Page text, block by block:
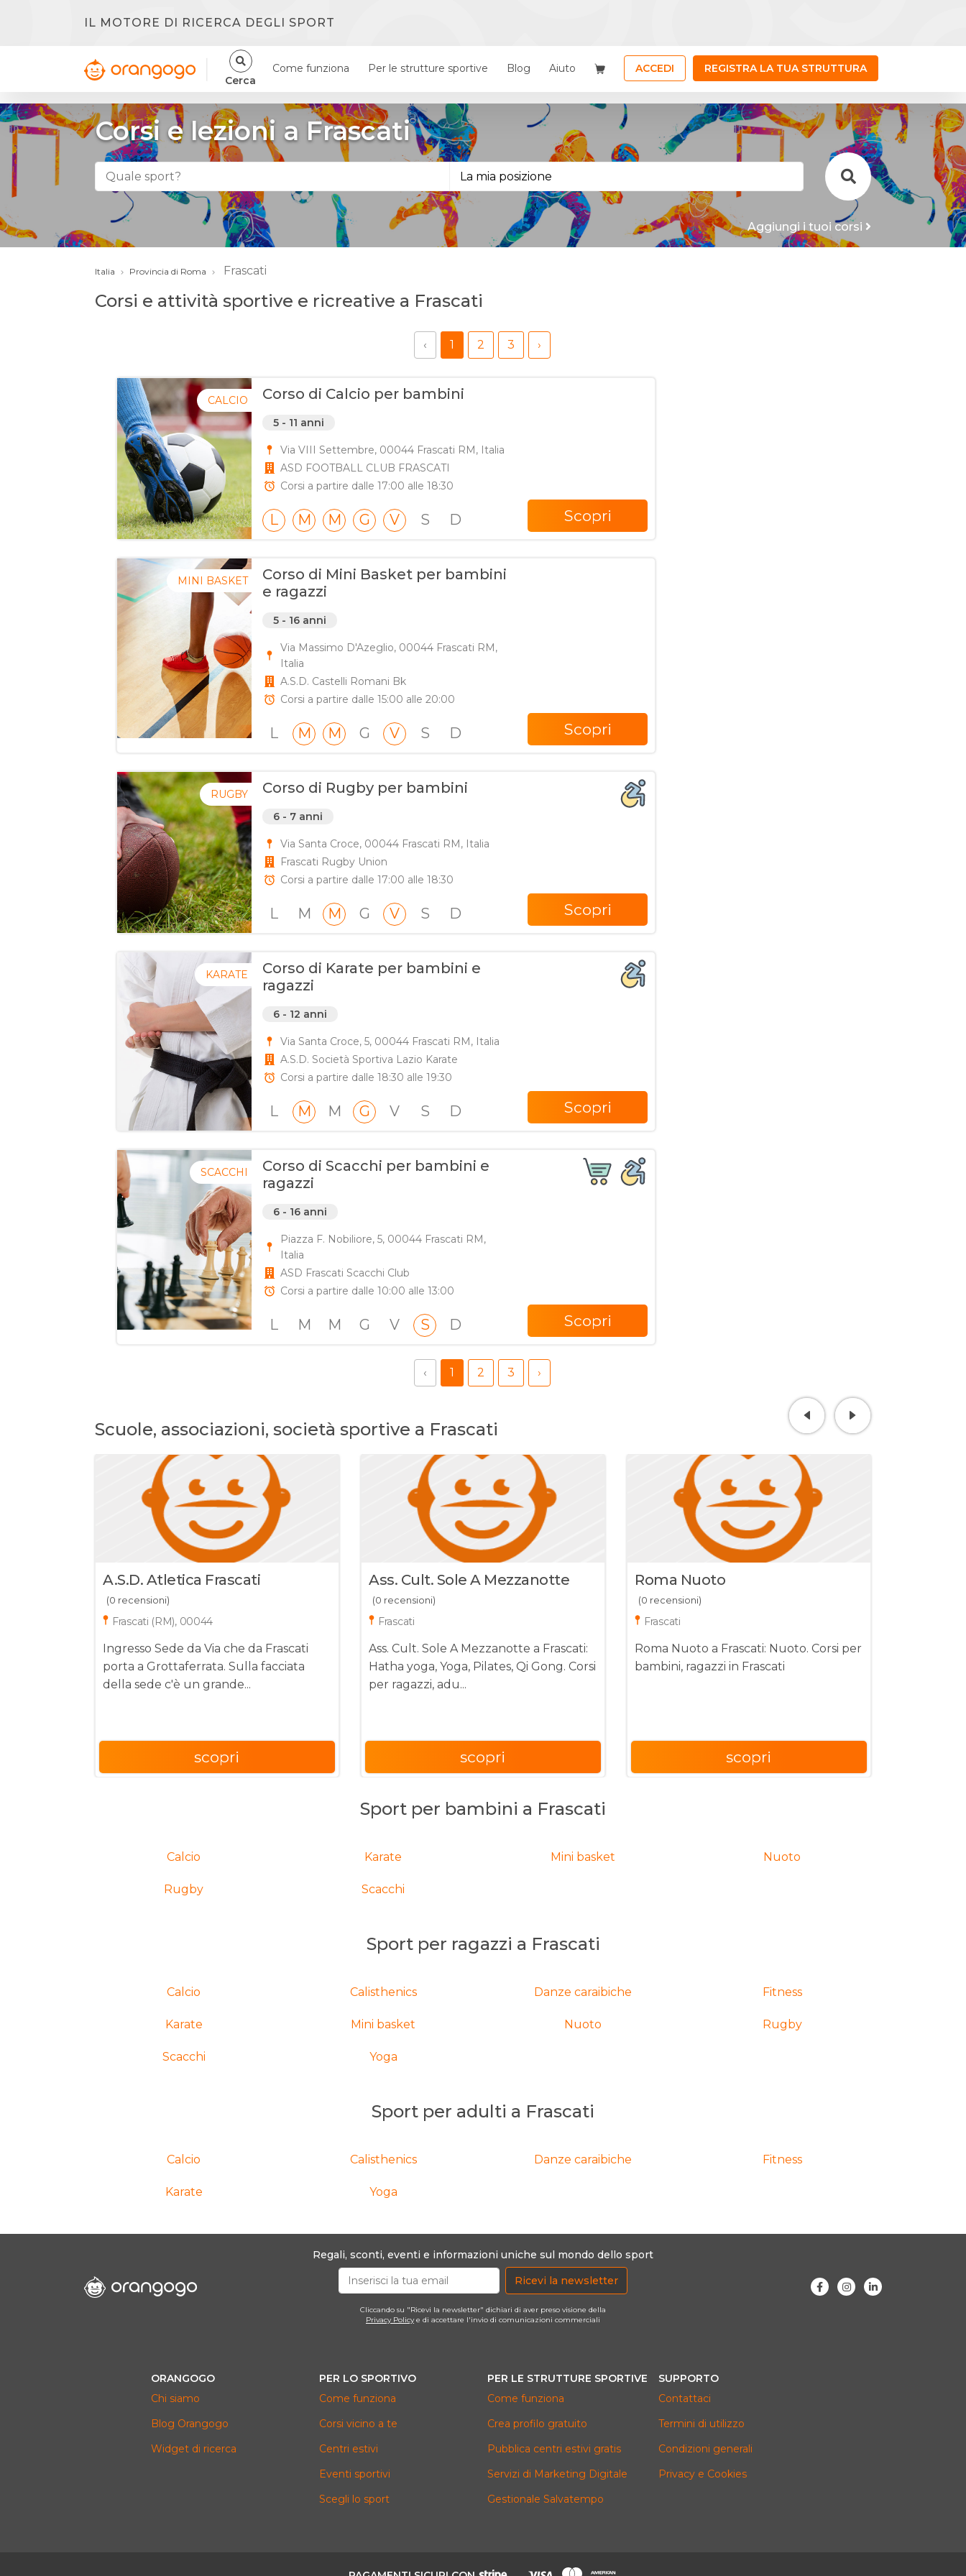
IL MOTORE DI RICERCA DEGLI SPORT
Cerca
Come funziona Per le strutture sportive Blog Aiuto ACCEDI REGISTRA LA TUA STRUTTURA
Corsi e lezioni a Frascati
Aggiungi i tuoi corsi
Italia Provincia di Roma Frascati
Corsi e attività sportive e ricreative a Frascati
‹ 1 2 3 ›
CALCIO Corso di Calcio per bambini
5 - 11 anni
Via VIII Settembre, 00044 Frascati RM, Italia
ASD FOOTBALL CLUB FRASCATI
Corsi a partire dalle 17:00 alle 18:30
L M M G V S D Scopri
MINI BASKET
Corso di Mini Basket per bambini
e ragazzi
5 - 16 anni
Via Massimo D'Azeglio, 00044 Frascati RM,
Italia
A.S.D. Castelli Romani Bk
Corsi a partire dalle 15:00 alle 20:00
L M M G V S D Scopri
RUGBY Corso di Rugby per bambini
6 - 7 anni
Via Santa Croce, 00044 Frascati RM, Italia
Frascati Rugby Union
Corsi a partire dalle 17:00 alle 18:30
L M M G V S D Scopri
KARATE
Corso di Karate per bambini e
ragazzi
6 - 12 anni
Via Santa Croce, 5, 00044 Frascati RM, Italia
A.S.D. Società Sportiva Lazio Karate
Corsi a partire dalle 18:30 alle 19:30
L M M G V S D Scopri
SCACCHI
Corso di Scacchi per bambini e
ragazzi
6 - 16 anni
Piazza F. Nobiliore, 5, 00044 Frascati RM,
Italia
ASD Frascati Scacchi Club
Corsi a partire dalle 10:00 alle 13:00
L M M G V S D Scopri
‹ 1 2 3 ›
Scuole, associazioni, società sportive a Frascati
A.s.d. Atletica Frascati
(0 recensioni)
Frascati (RM), 00044
Ingresso Sede da Via che da Frascati
porta a Grottaferrata. Sulla facciata
della sede c'è un grande...
scopri
Ass. Cult. Sole A Mezzanotte
(0 recensioni)
Frascati
Ass. Cult. Sole A Mezzanotte a Frascati:
Hatha yoga, Yoga, Pilates, Qi Gong. Corsi
per ragazzi, adu...
scopri
Roma Nuoto
(0 recensioni)
Frascati
Roma Nuoto a Frascati: Nuoto. Corsi per
bambini, ragazzi in Frascati
scopri
Sport per bambini a Frascati
Calcio Karate Mini basket Nuoto
Rugby Scacchi
Sport per ragazzi a Frascati
Calcio Calisthenics Danze caraibiche Fitness
Karate Mini basket Nuoto Rugby
Scacchi Yoga
Sport per adulti a Frascati
Calcio Calisthenics Danze caraibiche Fitness
Karate Yoga
Regali, sconti, eventi e informazioni uniche sul mondo dello sport
Ricevi la newsletter
Cliccando su "Ricevi la newsletter" dichiari di aver preso visione della
Privacy Policye di accettare l'invio di comunicazioni commerciali
ORANGOGO
Chi siamo
Blog Orangogo
Widget di ricerca
PER LO SPORTIVO
Come funziona
Corsi vicino a te
Centri estivi
Eventi sportivi
Scegli lo sport
PER LE STRUTTURE SPORTIVE
Come funziona
Crea profilo gratuito
Pubblica centri estivi gratis
Servizi di Marketing Digitale
Gestionale Salvatempo
SUPPORTO
Contattaci
Termini di utilizzo
Condizioni generali
Privacy e Cookies